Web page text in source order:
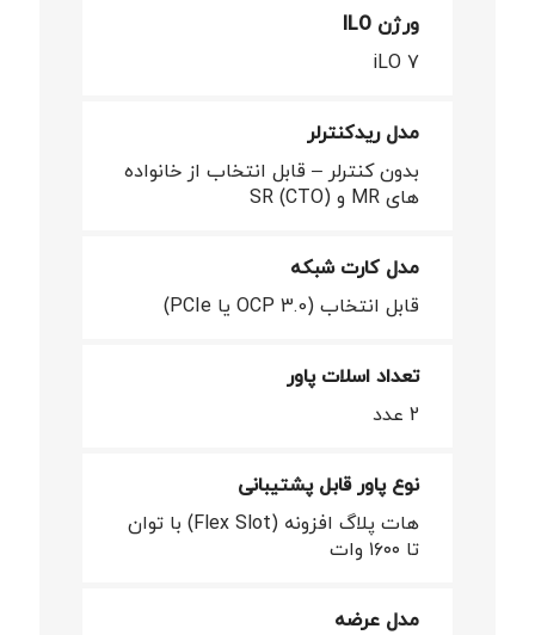
ورژن ILO
iLO 7
مدل ریدکنترلر
بدون کنترلر – قابل انتخاب از خانواده
های MR و SR (CTO)
مدل کارت شبکه
قابل انتخاب (OCP 3.0 یا PCIe)
تعداد اسلات پاور
2 عدد
نوع پاور قابل پشتیبانی
هات پلاگ افزونه (Flex Slot) با توان
تا ۱۶۰۰ وات
مدل عرضه